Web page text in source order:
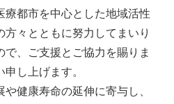
都市を中心とした地域活性
々とともに努力してまいり
、ご支援とご協力を賜りま
し上げます。
健康寿命の延伸に寄与し、